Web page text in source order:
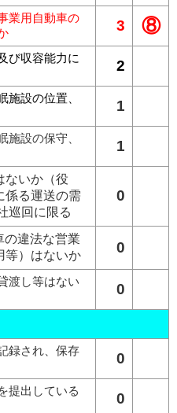
業用自動車の
3 ⑧
び収容能力に
2
施設の位置、
1
施設の保守、
1
ないか（役
係る運送の需
巡回に限る
0
の違法な営業
等）はないか
0
渡し等はない
0
録され、保存
0
提出している
0